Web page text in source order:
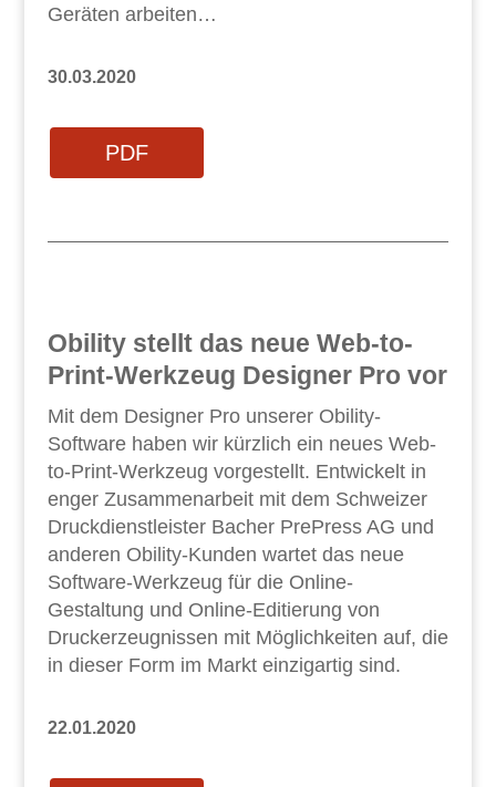
Geräten arbeiten…
30.03.2020
PDF
Obility stellt das neue Web-to-
Print-Werkzeug Designer Pro vor
Mit dem Designer Pro unserer Obility-
Software haben wir kürzlich ein neues Web-
to-Print-Werkzeug vorgestellt. Entwickelt in
enger Zusammenarbeit mit dem Schweizer
Druckdienstleister Bacher PrePress AG und
anderen Obility-Kunden wartet das neue
Software-Werkzeug für die Online-
Gestaltung und Online-Editierung von
Druckerzeugnissen mit Möglichkeiten auf, die
in dieser Form im Markt einzigartig sind.
22.01.2020